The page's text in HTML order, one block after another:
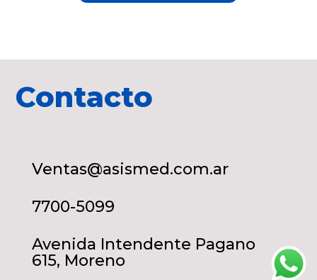
Contacto
Ventas@asismed.com.ar
7700-5099
Avenida Intendente Pagano
615, Moreno